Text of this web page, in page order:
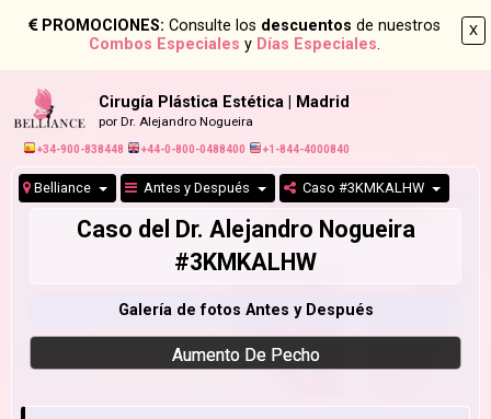
X
PROMOCIONES: Consulte los descuentos de nuestros
Combos Especiales y Días Especiales.
Cirugía Plástica Estética | Madrid
por Dr. Alejandro Nogueira
+34-900-838448 +44-0-800-0488400 +1-844-4000840
Belliance Antes y Después Caso #3KMKALHW
Caso del Dr. Alejandro Nogueira
#3KMKALHW
Galería de fotos Antes y Después
Aumento De Pecho